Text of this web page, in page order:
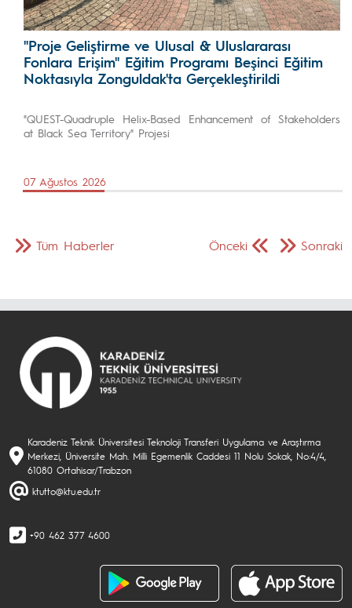
"Proje Geliştirme ve Ulusal & Uluslararası
Fonlara Erişim" Eğitim Programı Beşinci Eğitim
Noktasıyla Zonguldak'ta Gerçekleştirildi
"QUEST-Quadruple Helix-Based Enhancement of Stakeholders
at Black Sea Territory" Projesi
07 Ağustos 2026
Önceki Sonraki
Tüm Haberler
Karadeniz Teknik Üniversitesi Teknoloji Transferi Uygulama ve Araştırma
Merkezi, Üniversite Mah. Milli Egemenlik Caddesi 11 Nolu Sokak, No:4/4,
61080 Ortahisar/Trabzon
ktutto@ktu.edu.tr
+90 462 377 4600